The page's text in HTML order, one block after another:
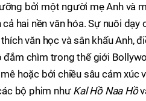
bởi một người mẹ Anh và
hai nền văn hóa. Sự nuôi
văn học và sân khấu Anh,
đắm chìm trong thế giới
hoặc bởi chiều sâu cảm
bộ phim như Kal Hồ Naa Hồ